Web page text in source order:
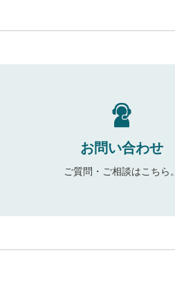
お問い合わせ
ご質問・ご相談はこちら。